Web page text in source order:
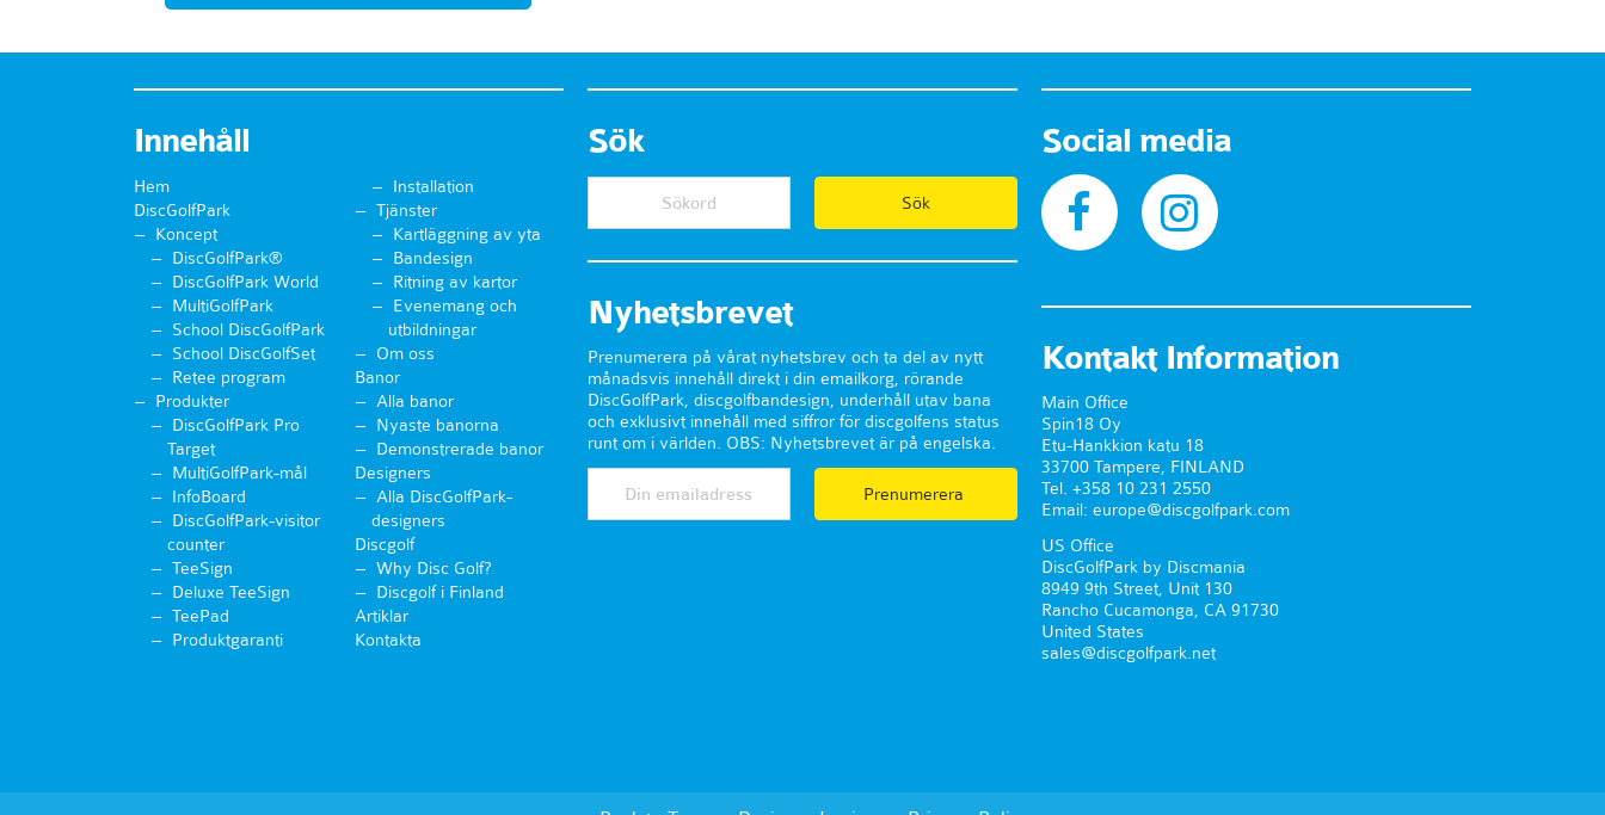
Innehåll
Hem
DiscGolfPark
Koncept
DiscGolfPark®
DiscGolfPark World
MultiGolfPark
School DiscGolfPark
School DiscGolfSet
Retee program
Produkter
DiscGolfPark Pro
Target
MultiGolfPark-mål
InfoBoard
DiscGolfPark-visitor
counter
TeeSign
Deluxe TeeSign
TeePad
Produktgaranti
Installation
Tjänster
Kartläggning av yta
Bandesign
Ritning av kartor
Evenemang och
utbildningar
Om oss
Banor
Alla banor
Nyaste banorna
Demonstrerade banor
Designers
Alla DiscGolfPark-
designers
Discgolf
Why Disc Golf?
Discgolf i Finland
Artiklar
Kontakta
Sök
Nyhetsbrevet
Prenumerera på vårat nyhetsbrev och ta del av nytt
månadsvis innehåll direkt i din emailkorg, rörande
DiscGolfPark, discgolfbandesign, underhåll utav bana
och exklusivt innehåll med siffror för discgolfens status
runt om i världen. OBS: Nyhetsbrevet är på engelska.
Prenumerera
Social media
Kontakt Information
Main Office
Spin18 Oy
Etu-Hankkion katu 18
33700 Tampere, FINLAND
Tel. +358 10 231 2550
Email: europe@discgolfpark.com
US Office
DiscGolfPark by Discmania
8949 9th Street, Unit 130
Rancho Cucamonga, CA 91730
United States
sales@discgolfpark.net